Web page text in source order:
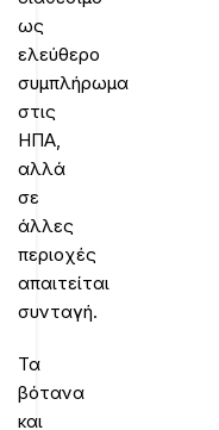
ως
ελεύθερο
συμπλήρωμα
στις
ΗΠΑ,
αλλά
σε
άλλες
περιοχές
απαιτείται
συνταγή.
Τα
βότανα
και